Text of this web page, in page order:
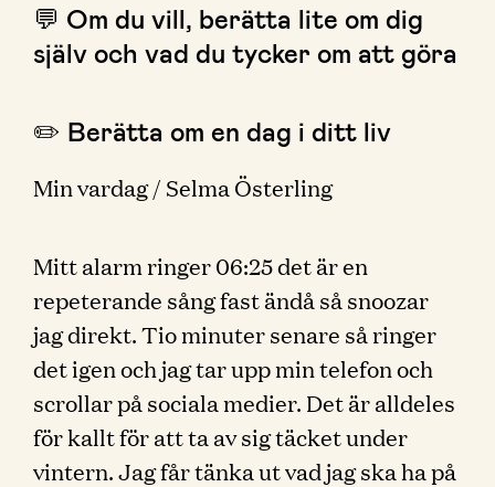
💬 Om du vill, berätta lite om dig
själv och vad du tycker om att göra
✏️ Berätta om en dag i ditt liv
Min vardag / Selma Österling
Mitt alarm ringer 06:25 det är en
repeterande sång fast ändå så snoozar
jag direkt. Tio minuter senare så ringer
det igen och jag tar upp min telefon och
scrollar på sociala medier. Det är alldeles
för kallt för att ta av sig täcket under
vintern. Jag får tänka ut vad jag ska ha på